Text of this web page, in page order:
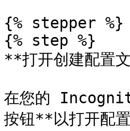
{% stepper %}
{% step %}
**打开创建配置
在您的
按钮**以打开配